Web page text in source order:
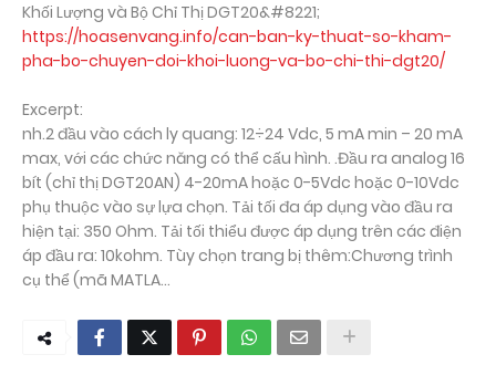
Khối Lượng và Bộ Chỉ Thị DGT20&#8221;
https://hoasenvang.info/can-ban-ky-thuat-so-kham-
pha-bo-chuyen-doi-khoi-luong-va-bo-chi-thi-dgt20/
Excerpt:
nh.2 đầu vào cách ly quang: 12÷24 Vdc, 5 mA min – 20 mA
max, với các chức năng có thể cấu hình. .Đầu ra analog 16
bít (chỉ thị DGT20AN) 4-20mA hoặc 0-5Vdc hoặc 0-10Vdc
phụ thuộc vào sự lựa chọn. Tải tối đa áp dụng vào đầu ra
hiện tại: 350 Ohm. Tải tối thiểu được áp dụng trên các điện
áp đầu ra: 10kohm. Tùy chọn trang bị thêm:Chương trình
cụ thể (mã MATLA...